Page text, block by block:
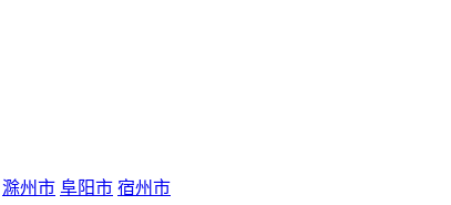
滁州市 阜阳市 宿州市